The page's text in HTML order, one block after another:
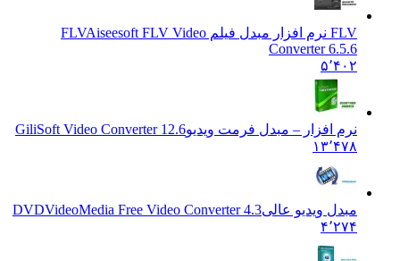
Aiseesoft FLV Video
Converter 6.5.6
نرم افزار – مبدل فرمت ویدیوGiliSoft Video Converter 12.6
۱۳٬۴۷۸
مبدل ویدیو عالیDVDVideoMedia Free Video Converter 4.3